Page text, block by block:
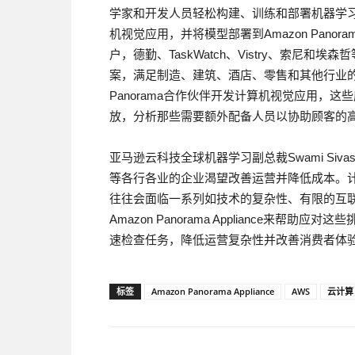
学家和开发人员轻松构建、训练和部署机器学
机视觉应用，并将模型部署到Amazon
户，德勤、TaskWatch、Vistry、索尼和埃森
案，满足制造、建筑、酒店、零售和其他行业
Panorama合作伙伴开发计算机视觉应用，这
放，分析那些需要额外配备人员以协助顾客的
亚马逊云科技全球机器学习副总裁Swami
等各行各业的企业渴望改善运营并降低成本。
往往会面临一系列如技术的复杂性、有限的互
Amazon Panorama Appliance来帮助应对这
速检查任务，降低运营复杂性并改善消费者体
标签 Amazon Panorama Appliance AWS 云计算